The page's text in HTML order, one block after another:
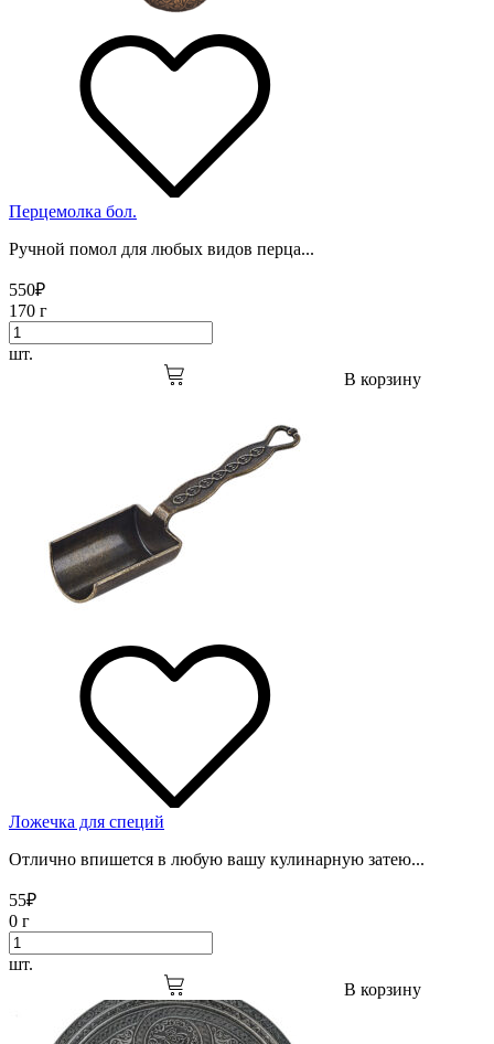
Перцемолка бол.
Ручной помол для любых видов перца...
550₽
170 г
шт.
В корзину
Ложечка для специй
Отлично впишется в любую вашу кулинарную затею...
55₽
0 г
шт.
В корзину